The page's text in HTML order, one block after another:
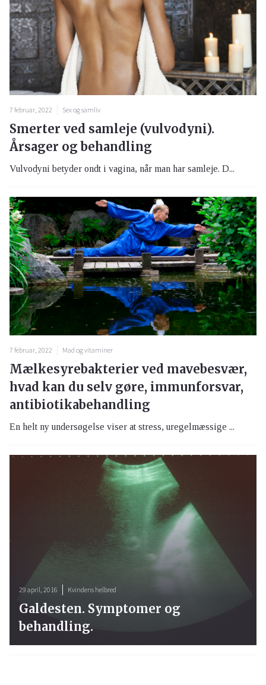
7 februar, 2022 Sex og samliv
Smerter ved samleje (vulvodyni).
Årsager og behandling
Vulvodyni betyder ondt i vagina, når man har samleje. D...
7 februar, 2022 Mad og vitaminer
Mælkesyrebakterier ved mavebesvær,
hvad kan du selv gøre, immunforsvar,
antibiotikabehandling
En helt ny undersøgelse viser at stress, uregelmæssige ...
29 april, 2016 Kvindens helbred
Galdesten. Symptomer og
behandling.